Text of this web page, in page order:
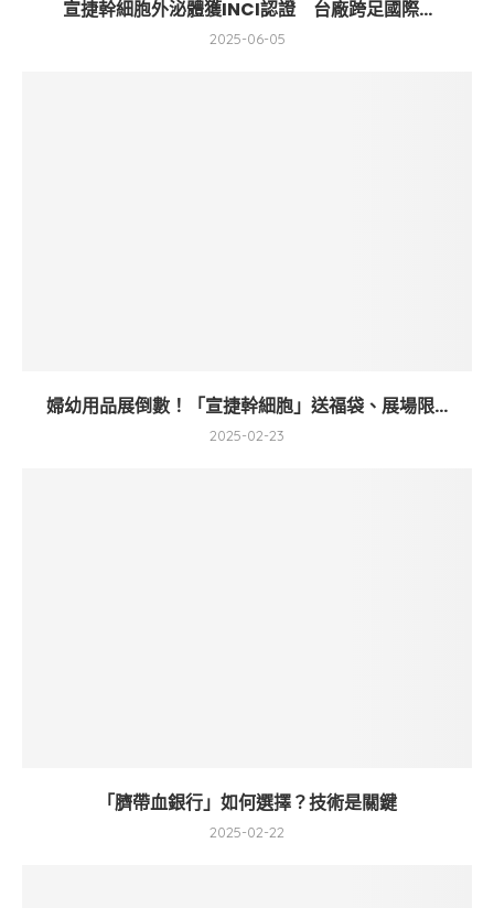
宣捷幹細胞外泌體獲INCI認證 台廠跨足國際...
2025-06-05
婦幼用品展倒數！「宣捷幹細胞」送福袋、展場限...
2025-02-23
「臍帶血銀行」如何選擇？技術是關鍵
2025-02-22